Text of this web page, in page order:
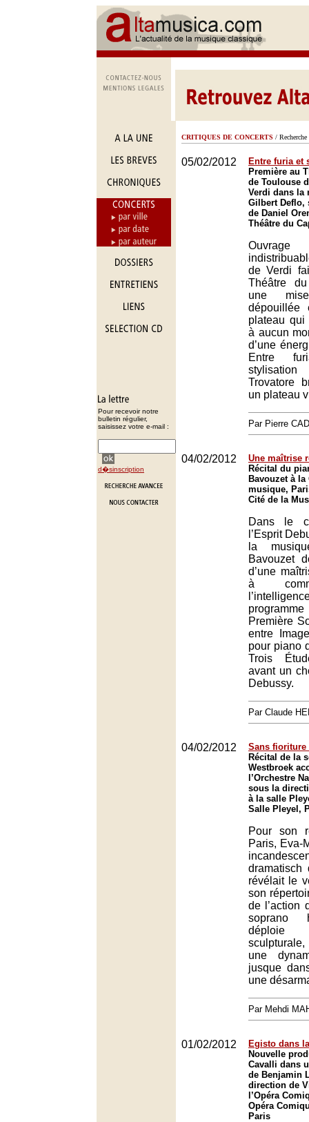
Pour recevoir notre
bulletin régulier,
saisissez votre e-mail :
d�sinscription
CRITIQUES DE CONCERTS / Recherche
05/02/2012
Entre furia et
Première au
de Toulouse
Verdi dans la
Gilbert Deflo,
de Daniel
Théâtre du
de Verdi
Théâtre
une
plateau qui
à aucun
d’une
Entre
Trovatore
un plateau
Par Pierre
04/02/2012
Une maîtrise
Récital du
Bavouzet à la
musique,
Cité de la
Dans le
l’Esprit
la
Bavouzet
d’une
à
Première
entre
pour piano
Trois
avant un
Debussy.
Par Claude
04/02/2012
Sans
Récital de la
Westbroek
l’Orchestre
sous la
à la salle
Salle Pleyel,
Pour son
Paris, Eva-
dramatisch
révélait le
son
de l’action
soprano
déploie
une
jusque
une
Par Mehdi
01/02/2012
Egisto dans
Nouvelle
Cavalli dans
de Benjamin
direction de
l’Opéra
Opéra
Paris